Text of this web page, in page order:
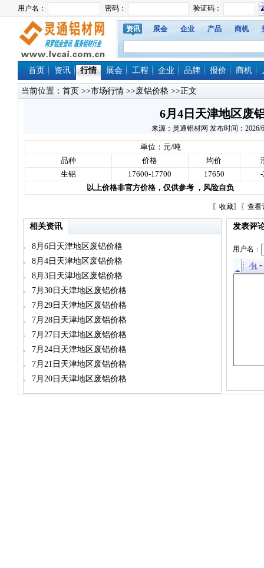
资讯 展会 企业 产品 商机
首页 资讯 行情 展会 工程 企业 品牌 报价 商机
当前位置： 首页 >>市场行情 >>废铝价格 >>正文
6月4日天津地区废
来源：灵通铝材网 发布时间：2026/
单位：元/吨
品种
价格 均价
生铝
17600-17700 17650
以上价格非官方价格，仅供参考 ，风险自负
〖 收藏〗〖 查看
相关资讯
8月6日天津地区废铝价格
8月4日天津地区废铝价格
8月3日天津地区废铝价格
7月30日天津地区废铝价格
7月29日天津地区废铝价格
7月28日天津地区废铝价格
7月27日天津地区废铝价格
7月24日天津地区废铝价格
7月21日天津地区废铝价格
7月20日天津地区废铝价格
发表评
用户名：